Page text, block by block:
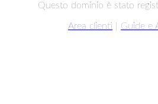
Questo dominio è stato
Area clienti Guide e